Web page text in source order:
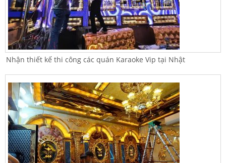
Nhận thiết kế thi công các quán Karaoke Vip tại Nhật